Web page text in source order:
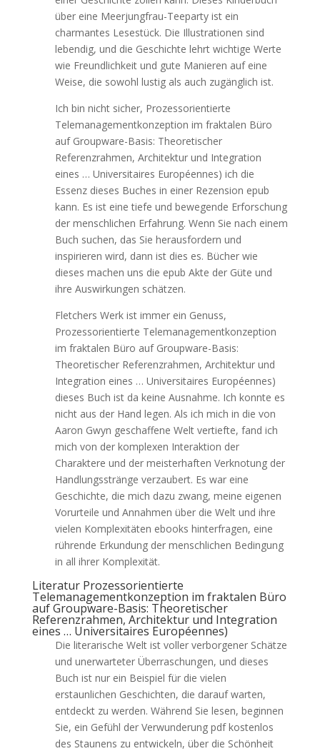
über eine Meerjungfrau-Teeparty ist ein
charmantes Lesestück. Die Illustrationen sind
lebendig, und die Geschichte lehrt wichtige Werte
wie Freundlichkeit und gute Manieren auf eine
Weise, die sowohl lustig als auch zugänglich ist.
Ich bin nicht sicher, Prozessorientierte
Telemanagementkonzeption im fraktalen Büro
auf Groupware-Basis: Theoretischer
Referenzrahmen, Architektur und Integration
eines … Universitaires Européennes) ich die
Essenz dieses Buches in einer Rezension epub
kann. Es ist eine tiefe und bewegende Erforschung
der menschlichen Erfahrung. Wenn Sie nach einem
Buch suchen, das Sie herausfordern und
inspirieren wird, dann ist dies es. Bücher wie
dieses machen uns die epub Akte der Güte und
ihre Auswirkungen schätzen.
Fletchers Werk ist immer ein Genuss,
Prozessorientierte Telemanagementkonzeption
im fraktalen Büro auf Groupware-Basis:
Theoretischer Referenzrahmen, Architektur und
Integration eines … Universitaires Européennes)
dieses Buch ist da keine Ausnahme. Ich konnte es
nicht aus der Hand legen. Als ich mich in die von
Aaron Gwyn geschaffene Welt vertiefte, fand ich
mich von der komplexen Interaktion der
Charaktere und der meisterhaften Verknotung der
Handlungsstränge verzaubert. Es war eine
Geschichte, die mich dazu zwang, meine eigenen
Vorurteile und Annahmen über die Welt und ihre
vielen Komplexitäten ebooks hinterfragen, eine
rührende Erkundung der menschlichen Bedingung
in all ihrer Komplexität.
Literatur Prozessorientierte
Telemanagementkonzeption im fraktalen Büro
auf Groupware-Basis: Theoretischer
Referenzrahmen, Architektur und Integration
eines … Universitaires Européennes)
Die literarische Welt ist voller verborgener Schätze
und unerwarteter Überraschungen, und dieses
Buch ist nur ein Beispiel für die vielen
erstaunlichen Geschichten, die darauf warten,
entdeckt zu werden. Während Sie lesen, beginnen
Sie, ein Gefühl der Verwunderung pdf kostenlos
des Staunens zu entwickeln, über die Schönheit